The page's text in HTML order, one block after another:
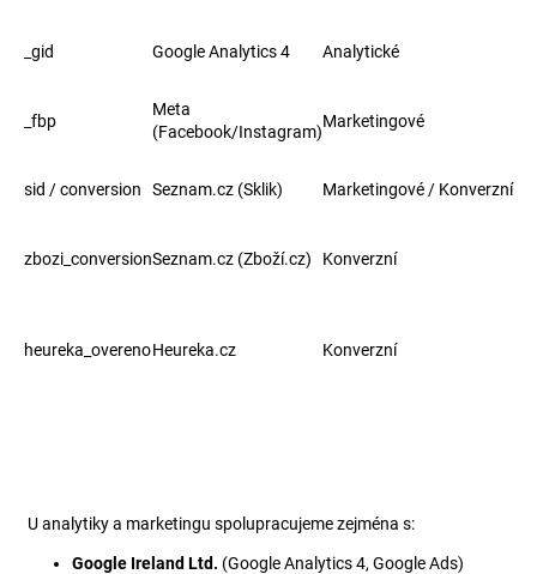
_gid Google Analytics 4 Analytické
_fbp
Meta
(Facebook/Instagram)
Marketingové
sid / conversion Seznam.cz (Sklik) Marketingové / Konverzní
zbozi_conversionSeznam.cz (Zboží.cz) Konverzní
heureka_overenoHeureka.cz Konverzní
U analytiky a marketingu spolupracujeme zejména s:
Google Ireland Ltd. (Google Analytics 4, Google Ads)